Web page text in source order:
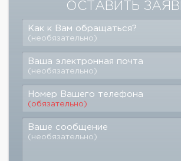
ОСТАВИТЬ
Как к Вам обращаться?
(необязательно)
Ваша электронная почта
(необязательно)
Номер Вашего телефона
(обязательно)
Ваше сообщение
(необязательно)